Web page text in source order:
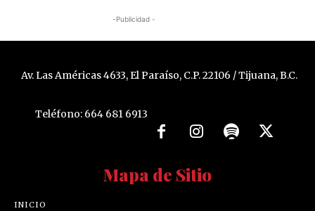
-Publicidad -
Av. Las Américas 4633, El Paraíso, C.P. 22106 / Tijuana, B.C.
Teléfono: 664 681 6913
Mapa de Sitio
INICIO